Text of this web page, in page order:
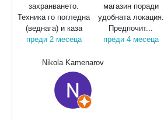
захранването.
Техника го погледна
(веднага) и каза
преди 2 месеца
магазин поради
удобната локация.
Предпочит...
преди 4 месеца
Nikola Kamenarov